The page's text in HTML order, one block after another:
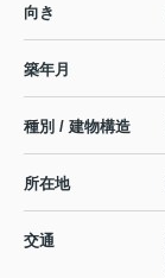
向き
築年月
種別 / 建物構造
所在地
交通